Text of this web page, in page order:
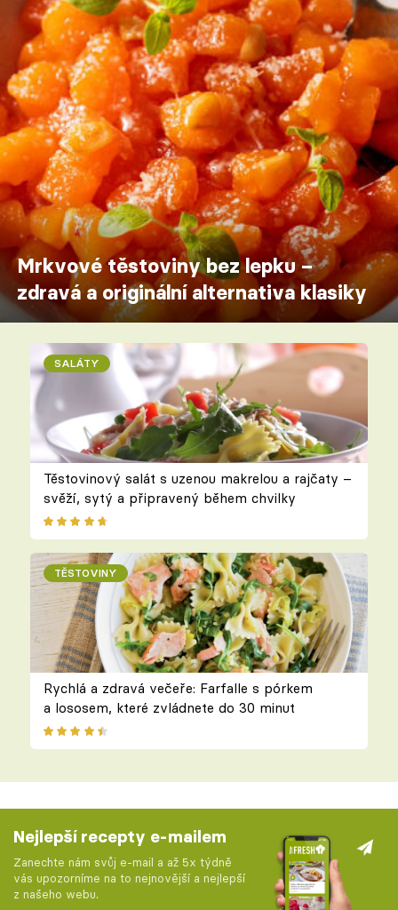
Mrkvové těstoviny bez lepku –
zdravá a originální alternativa klasiky
SALÁTY
Těstovinový salát s uzenou makrelou a rajčaty –
svěží, sytý a připravený během chvilky
TĚSTOVINY
Rychlá a zdravá večeře: Farfalle s pórkem
a lososem, které zvládnete do 30 minut
Nejlepší recepty e-mailem
Zanechte nám svůj e-mail a až 5x týdně
vás upozorníme na to nejnovější a nejlepší
z našeho webu.